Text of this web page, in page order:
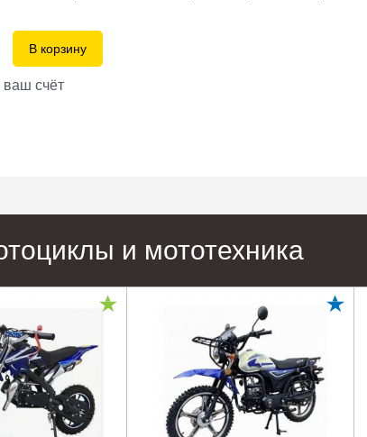
В корзину
ваш счёт
и мототехника